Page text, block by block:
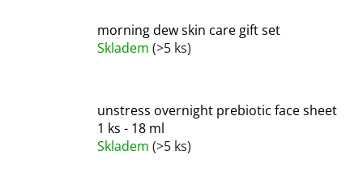
morning dew skin care gift set
Skladem (>5 ks)
unstress overnight prebiotic face sheet
1 ks - 18 ml
Skladem (>5 ks)